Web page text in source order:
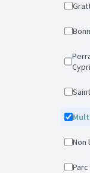
Perralière Grandclément